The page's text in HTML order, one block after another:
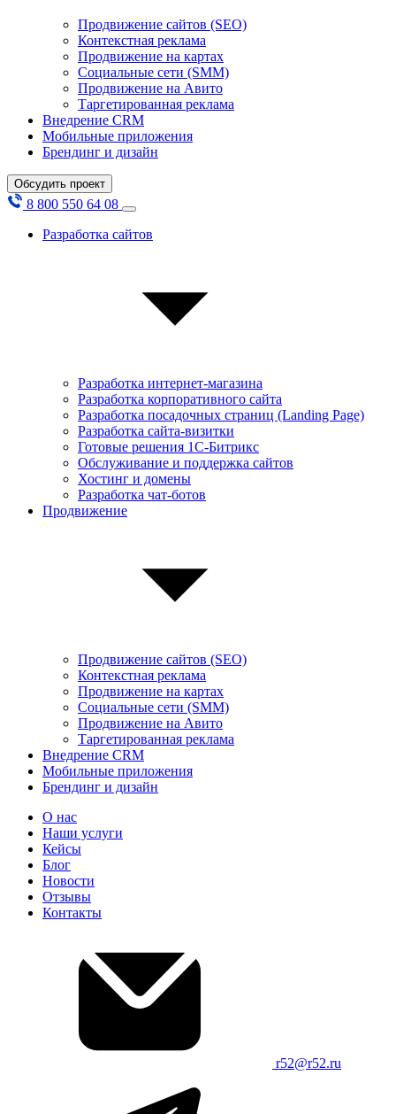
Продвижение сайтов (SEO)
Контекстная реклама
Продвижение на картах
Социальные сети (SMM)
Продвижение на Авито
Таргетированная реклама
Внедрение CRM
Мобильные приложения
Брендинг и дизайн
Обсудить проект
8 800 550 64 08
Разработка сайтов
Разработка интернет-магазина
Разработка корпоративного сайта
Разработка посадочных страниц (Landing Page)
Разработка сайта-визитки
Готовые решения 1С-Битрикс
Обслуживание и поддержка сайтов
Хостинг и домены
Разработка чат-ботов
Продвижение
Продвижение сайтов (SEO)
Контекстная реклама
Продвижение на картах
Социальные сети (SMM)
Продвижение на Авито
Таргетированная реклама
Внедрение CRM
Мобильные приложения
Брендинг и дизайн
О нас
Наши услуги
Кейсы
Блог
Новости
Отзывы
Контакты
r52@r52.ru